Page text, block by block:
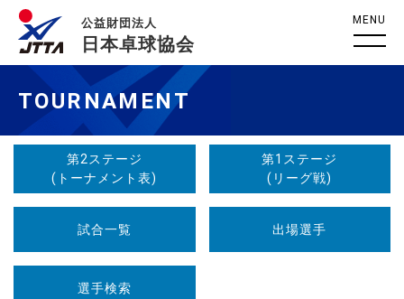
公益財団法人
日本卓球協会
MENU
TOURNAMENT
第2ステージ
(トーナメント表)
第1ステージ
(リーグ戦)
試合一覧 出場選手
選手検索